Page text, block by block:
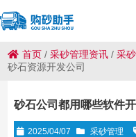
首页 /采砂管理资讯 /采
砂石资源开发公司
砂石公司都用哪些软件
2025/04/07 采砂管理